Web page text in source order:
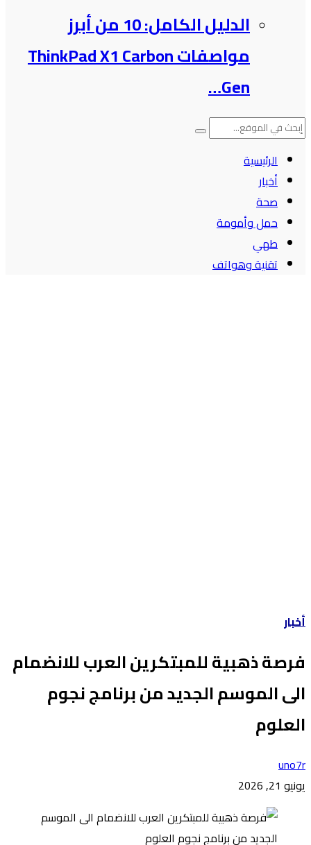
الدليل الكامل: 10 من أبرز
مواصفات ThinkPad X1 Carbon
Gen…
الرئيسية
أخبار
صحة
حمل وأمومة
طهي
تقنية وهواتف
أخبار
فرصة ذهبية للمبتكرين العرب للانضمام
الى الموسم الجديد من برنامج نجوم
العلوم
uno7r
يونيو 21, 2026